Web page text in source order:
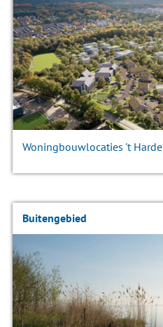
Woningbouwlocaties 't Harde
Buitengebied